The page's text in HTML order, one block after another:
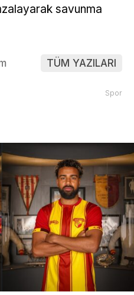
savunma
TÜM YAZILARI
Spor